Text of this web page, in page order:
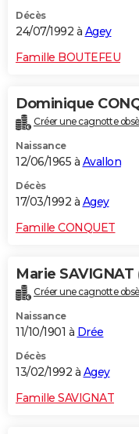
Décès
24/07/1992 à Agey
Famille BOUTEFEU
Dominique
Créer une cagnotte
Naissance
12/06/1965 à Avallon
Décès
17/03/1992 à Agey
Famille CONQUET
Marie SAVIGNAT
Créer une cagnotte
Naissance
11/10/1901 à Drée
Décès
13/02/1992 à Agey
Famille SAVIGNAT